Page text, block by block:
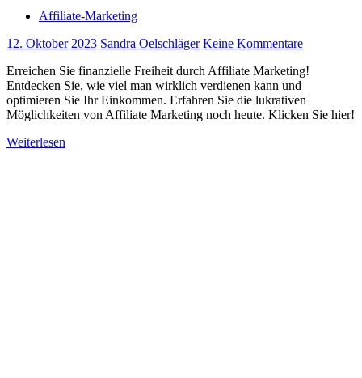
Affiliate-Marketing
12. Oktober 2023 Sandra Oelschläger Keine Kommentare
Erreichen Sie finanzielle Freiheit durch Affiliate Marketing!
Entdecken Sie, wie viel man wirklich verdienen kann und
optimieren Sie Ihr Einkommen. Erfahren Sie die lukrativen
Möglichkeiten von Affiliate Marketing noch heute. Klicken Sie hier!
Weiterlesen